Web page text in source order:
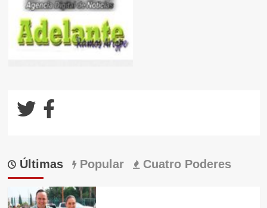
Últimas Popular Cuatro Poderes